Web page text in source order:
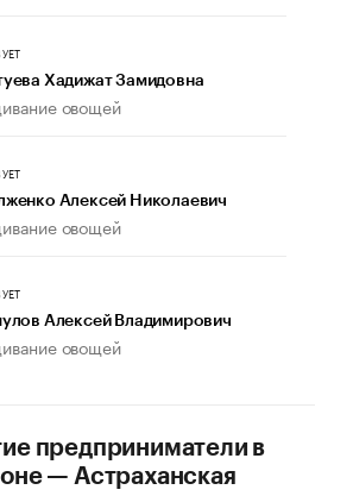
стареет иначе». Как живет глава
Хадижат Замидовна
овощей
Алексей Николаевич
овощей
Алексей Владимирович
овощей
предприниматели в
— Астраханская